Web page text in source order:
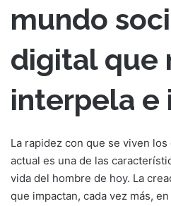
mundo
digital que
interpela e
La rapidez con que se viven
actual es una de las
vida del hombre de hoy. La
que impactan, cada vez más,